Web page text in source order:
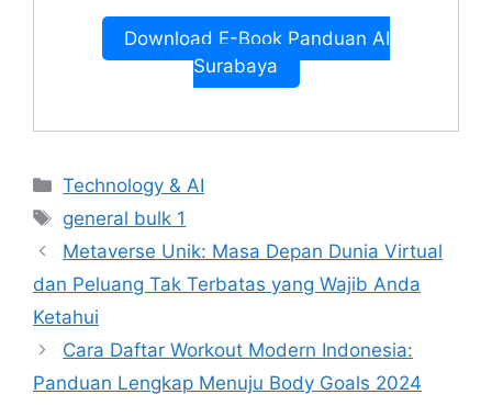
Download E-Book Panduan AI
Surabaya
Categories
Technology & AI
Tags
general bulk 1
Metaverse Unik: Masa Depan Dunia Virtual
dan Peluang Tak Terbatas yang Wajib Anda
Ketahui
Cara Daftar Workout Modern Indonesia:
Panduan Lengkap Menuju Body Goals 2024